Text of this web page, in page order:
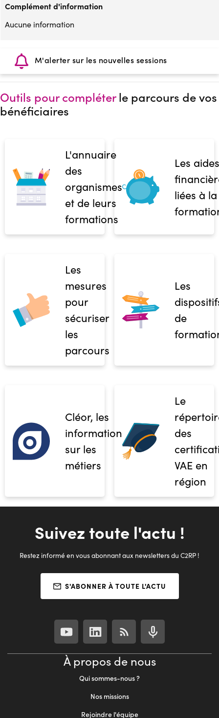
Complément d'information
Aucune information
M'alerter sur les nouvelles sessions
Outils pour compléterle parcours de vos
bénéficiaires
L'annuaire
des
organismes
et de leurs
formations
Les aides
liées à la
Les
mesures
pour
sécuriser
les
parcours
Les
de
Cléor, les
informations
sur les
métiers
Le
des
VAE en
région
Suivez toute l'actu !
Restez informé en vous abonnant aux newsletters du C2RP !
S'ABONNER À TOUTE L'ACTU
À propos de nous
Qui sommes-nous ?
Nos missions
Rejoindre l'équipe